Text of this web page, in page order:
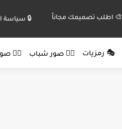
🎨 اطلب تصميمك مجاناً 🔒 سياسة
🎭 رمزيات 🙍‍♂️ صور شباب 🙍‍♀️